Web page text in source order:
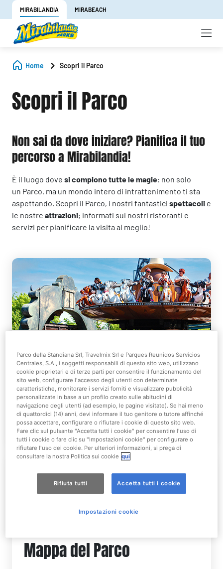
MIRABILANDIA MIRABEACH
Home Scopri il Parco
Scopri il Parco
Non sai da dove iniziare? Pianifica il tuo
percorso a Mirabilandia!
È il luogo dove si compiono tutte le magie: non solo
un Parco, ma un mondo intero di intrattenimento ti sta
aspettando. Scopri il Parco, i nostri fantastici spettacoli e
le nostre attrazioni; informati sui nostri ristoranti e
servizi per pianificare la visita al meglio!
Organizza la tua visita
Progetta in anticipo la tua giornata a Mirabilandia
per massimizzare il divertimento.
Scopri di più
Mappa del Parco
Parco della Standiana Srl, Travelmix Srl e Parques Reunidos Servicios
Centrales, S.A., i soggetti responsabili di questo sito web, utilizzano
cookie proprietari e di terze parti per consentire il funzionamento del
sito web, configurare l'accesso degli utenti con determinate
caratteristiche, monitorare i servizi forniti e visualizzare pubblicità
personalizzate in base a un profilo creato sulle abitudini di
navigazione degli utenti (ad esempio, le pagine visitate). Se hai meno
di quattordici (14) anni, devi informare il tuo genitore o tutore affinché
possa accettare, configurare o rifiutare i cookie di questo sito web.
Fare clic sul pulsante "Accetta tutti i cookie" per consentire l'uso di
tutti i cookie o fare clic su "Impostazioni cookie" per configurare o
rifiutare l'uso dei cookie. Per ulteriori informazioni, si prega di
consultare la nostra Politica sui cookie qui
Rifiuta tutti Accetta tutti i cookie
Impostazioni cookie